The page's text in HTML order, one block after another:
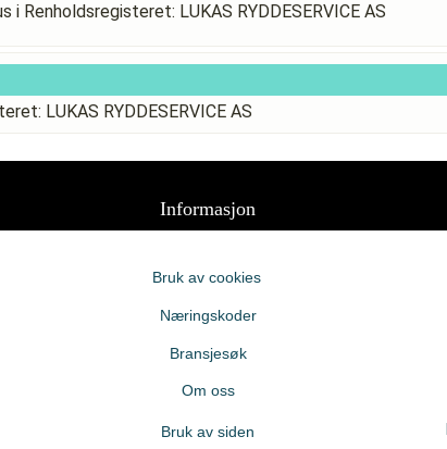
i Renholdsregisteret: LUKAS RYDDESERVICE AS
LUKAS RYDDESERVICE AS
Informasjon
Bruk av cookies
Næringskoder
Bransjesøk
Om oss
Bruk av siden